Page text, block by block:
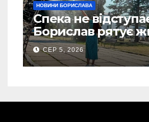
НОВИНИ БОРИСЛАВА
Спека не
Борислав рятує
від рекордної
(Фото)
СЕР 5, 2026